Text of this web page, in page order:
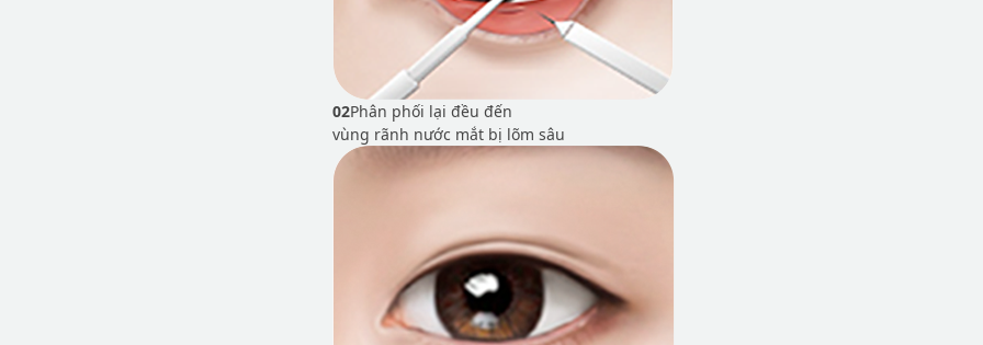
02Phân phối lại đều đến
vùng rãnh nước mắt bị lõm sâu